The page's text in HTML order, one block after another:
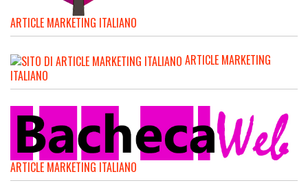
ARTICLE MARKETING ITALIANO
ARTICLE MARKETING
ITALIANO
ARTICLE MARKETING ITALIANO